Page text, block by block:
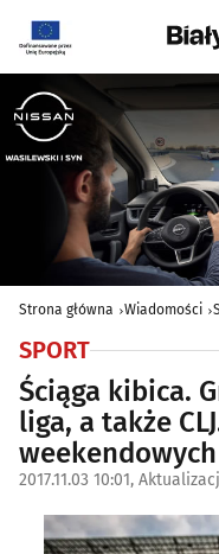
Strona główna Wiadomości
SPORT
Ściąga kibica.
liga, a także
2017.11.03 10:01,